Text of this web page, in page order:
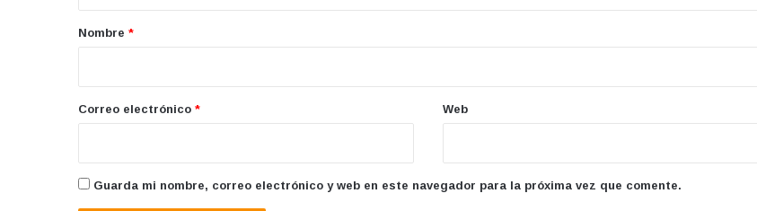
r
*
Nombre *
Correo electrónico * Web
Guarda mi nombre, correo electrónico y web en este navegador para la próxima vez que comente.